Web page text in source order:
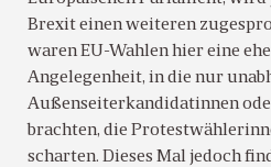
Brexit einen weiteren
waren EU-Wahlen hier eine
Angelegenheit, in die nur
Außenseiterkandidatinnen
brachten, die
scharten. Dieses Mal jedoch